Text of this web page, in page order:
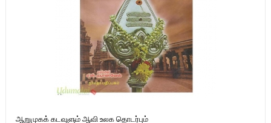
ஆறுமுகக் கடவுளும் ஆவி உலக தொடர்பும்